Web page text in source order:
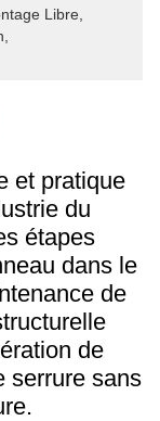
Libre
et pratique
du
étapes
dans le
de
de
serrure sans